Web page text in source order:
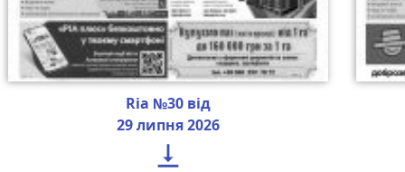
Ria №30 від
29 липня 2026
